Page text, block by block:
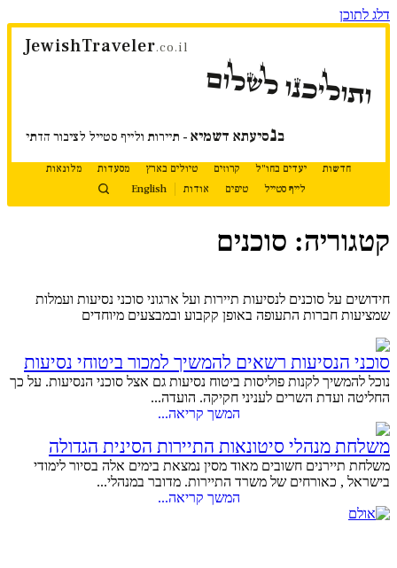
דלג לתוכן
JewishTraveler.co.il
ותוליכנו לשלום
בנסיעתא דשמיא - תיירות ולייף סטייל לציבור הדתי
חדשות יעדים בחו"ל קרוזים טיולים בארץ מסעדות
מלונאות
לייף סטייל
טיפים אודות English
קטגוריה: סוכנים
חידושים על סוכנים לנסיעות תיירות ועל ארגוני סוכני נסיעות ועמלות
שמציעות חברות התעופה באופן קקבוע ובמבצעים מיוחדים
סוכני הנסיעות רשאים להמשיך למכור ביטוחי נסיעות
נוכל להמשיך לקנות פוליסות ביטוח נסיעות גם אצל סוכני הנסיעות. על כך
החליטה ועדת השרים לעניני חקיקה. הועדה...
המשך קריאה...
משלחת מנהלי סיטונאות התיירות הסינית הגדולה
משלחת תיירנים חשובים מאוד מסין נמצאת בימים אלה בסיור לימודי
בישראל , כאורחים של משרד התיירות. מדובר במנהלי...
המשך קריאה...